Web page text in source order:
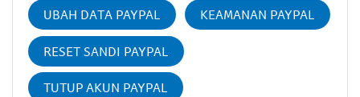
UBAH DATA PAYPAL KEAMANAN PAYPAL
RESET SANDI PAYPAL
TUTUP AKUN PAYPAL